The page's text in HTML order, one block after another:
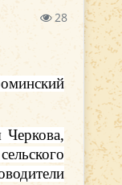
28